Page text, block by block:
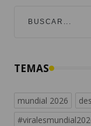
TEMAS
mundial 2026